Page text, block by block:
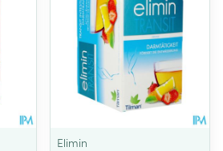
Elimin